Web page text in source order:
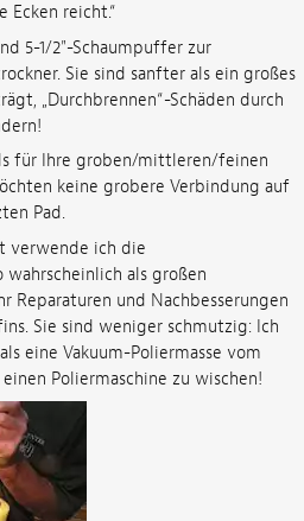
Ecken reicht.“
5-1/2"-Schaumpuffer zur
Sie sind sanfter als ein großes
„Durchbrennen“-Schäden durch
für Ihre groben/mittleren/feinen
keine grobere Verbindung auf
Pad.
verwende ich die
als großen
Reparaturen und Nachbesserungen
Sie sind weniger schmutzig: Ich
eine Vakuum-Poliermasse vom
Poliermaschine zu wischen!